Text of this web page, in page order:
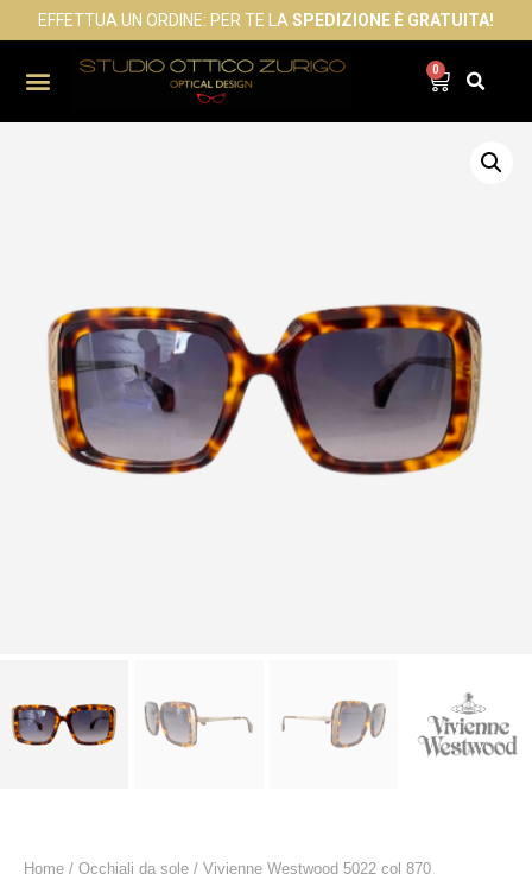
EFFETTUA UN ORDINE: PER TE LA SPEDIZIONE È GRATUITA!
0
Home / Occhiali da sole / Vivienne Westwood 5022 col 870